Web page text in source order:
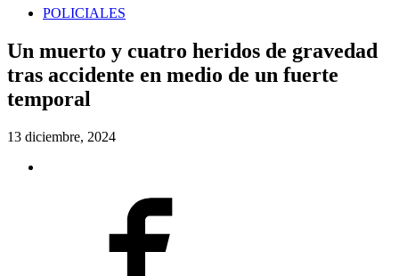
POLICIALES
Un muerto y cuatro heridos de gravedad
tras accidente en medio de un fuerte
temporal
13 diciembre, 2024